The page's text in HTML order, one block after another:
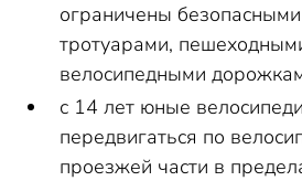
ограничены
тротуарами,
велосипедными
с 14 лет юные
передвигаться по
проезжей части в